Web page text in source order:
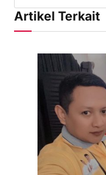
Artikel Terkait